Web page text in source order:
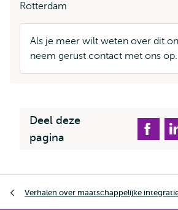
Rotterdam
Als je meer wilt weten over dit
neem gerust contact met ons op.
Deel deze
pagina
Verhalen over maatschappelijke